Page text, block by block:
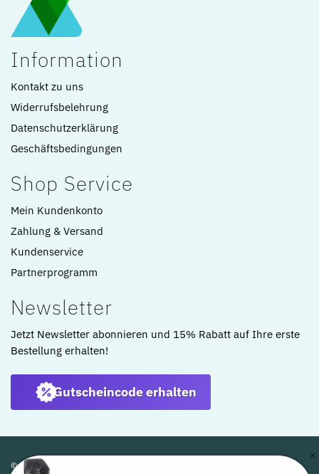
Information
Kontakt zu uns
Widerrufsbelehrung
Datenschutzerklärung
Geschäftsbedingungen
Shop Service
Mein Kundenkonto
Zahlung & Versand
Kundenservice
Partnerprogramm
Newsletter
Jetzt Newsletter abonnieren und 15% Rabatt auf Ihre erste
Bestellung erhalten!
Gutscheincode erhalten
© ARTKOMFORT 2022